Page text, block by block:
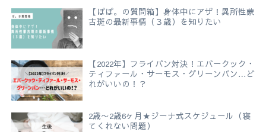
【ぽぽ。の質問箱】身体中にアザ！異所性蒙
古斑の最新事情（３歳）を知りたい
【2022年】フライパン対決！エバークック・
ティファール・サーモス・グリーンパン…ど
れがいいの！？
2歳〜2歳6ヶ月★ジーナ式スケジュール（寝
てくれない問題）